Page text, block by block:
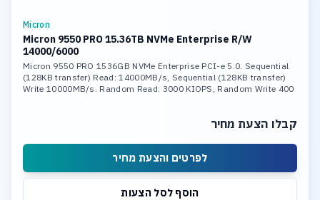
Micron
Micron 9550 PRO 15.36TB NVMe Enterprise R/W
14000/6000
Micron 9550 PRO 1536GB NVMe Enterprise PCI-e 5.0. Sequential
(128KB transfer) Read: 14000MB/s, Sequential (128KB transfer)
Write 10000MB/s. Random Read: 3000 KIOPS, Random Write 400
קבלו הצעת מחיר
לפרטים והצעת מחיר
הוסף לסל הצעות